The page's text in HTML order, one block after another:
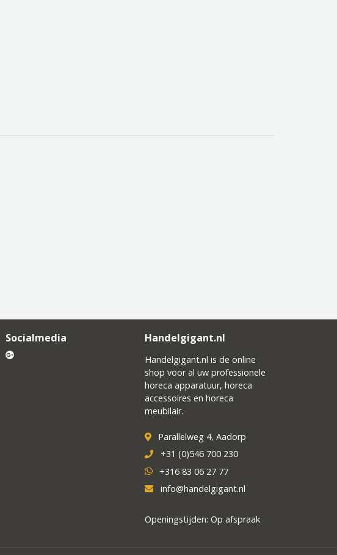
Socialmedia Handelgigant.nl
Handelgigant.nl is de online
shop voor al uw professionele
horeca apparatuur, horeca
accessoires en horeca
meubilair.
Parallelweg 4, Aadorp
+31 (0)546 700 230
+316 83 06 27 77
info@handelgigant.nl
Openingstijden: Op afspraak